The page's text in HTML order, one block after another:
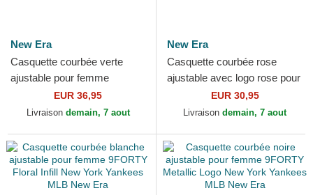
New Era
Casquette courbée verte
ajustable pour femme
9FORTY Bow Back Satin
New York Yankees MLB
EUR 36,95
Livraison demain, 7 aout
New Era
Casquette courbée rose
ajustable avec logo rose pour
femme 9FORTY Mini Cord
Los Angeles Dodgers...
EUR 30,95
Livraison demain, 7 aout